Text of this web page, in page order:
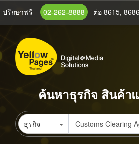
ข้าม
เนื้อหา
หลัก
ปรึกษาฟรี 02-262-8888 ต่อ 8615, 8686
ค้นหาธุรกิจ สินค้า
ธุรกิจ